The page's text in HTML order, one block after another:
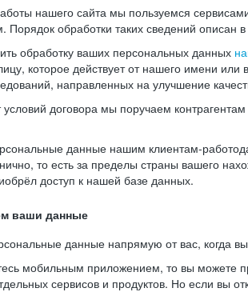
нашего сайта мы пользуемся
Порядок обработки таких сведений описан в
обработку ваших персональных данных
которое действует от нашего имени
направленных на улучшение
условий договора мы поручаем
данные нашим клиентам-
то есть за пределы страны вашего
доступ к нашей базе данных.
ваши данные
данные напрямую от вас, когда
мобильным приложением, то вы можете
сервисов и продуктов. Но если вы